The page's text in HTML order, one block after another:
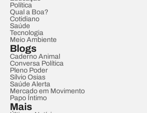
Política
Qual a Boa?
Cotidiano
Saúde
Tecnologia
Meio Ambiente
Blogs
Caderno Animal
Conversa Política
Pleno Poder
Sílvio Osias
Saúde Alerta
Mercado em Movimento
Papo Íntimo
Mais